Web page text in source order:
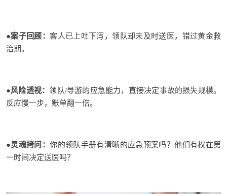
●案子回顾：客人已上吐下泻，领队却未及时送医，错过黄金救
治期。
●风险透视：领队/导游的应急能力，直接决定事故的损失规模。
反应慢一步，账单翻一倍。
●灵魂拷问 ：你的领队手册有清晰的应急预案吗？他们有权在第
一时间决定送医吗？